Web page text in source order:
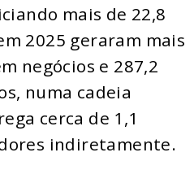
mais de 22,8
2025 geraram mais
negócios e 287,2
numa cadeia
cerca de 1,1
indiretamente.